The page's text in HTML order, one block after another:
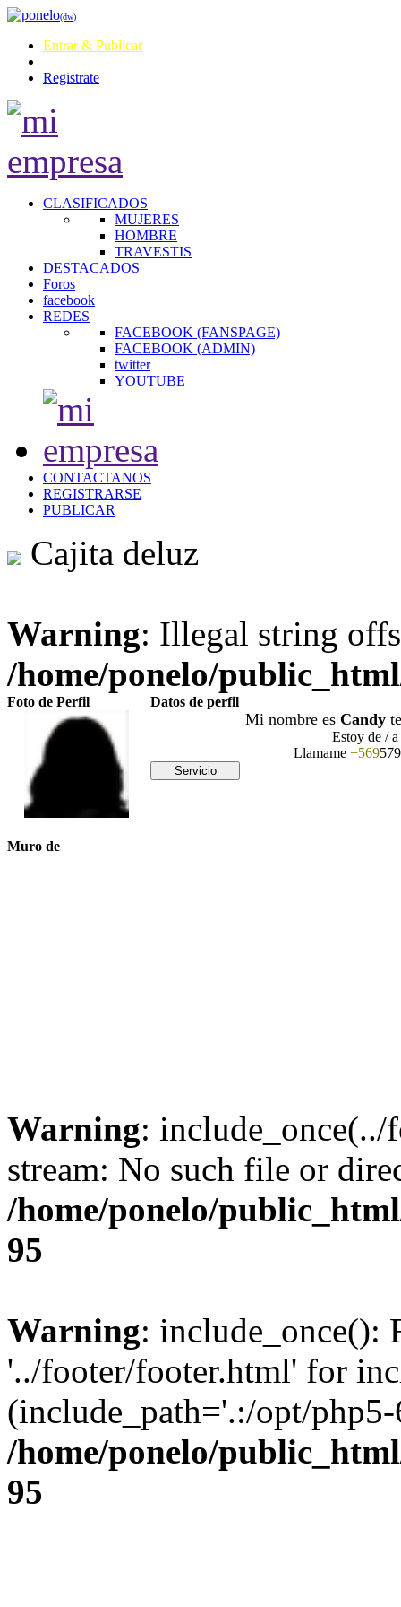
(dw)
Entrar & Publicar
Registrate
CLASIFICADOS
MUJERES
HOMBRE
TRAVESTIS
DESTACADOS
Foros
facebook
REDES
FACEBOOK (FANSPAGE)
FACEBOOK (ADMIN)
twitter
YOUTUBE
CONTACTANOS
REGISTRARSE
PUBLICAR
Cajita deluz
Warning: Illegal string
/home/ponelo/
Foto de Perfil Datos de perfil
Mi nombre es Candy
Estoy de / a
Llamame +569
Muro de
Warning:
stream: No such file or
/home/ponelo/
95
Warning: include_once():
'../footer/footer.html' for
(include_path='.:/opt/
/home/ponelo/
95